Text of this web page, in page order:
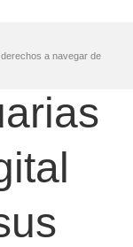
a navegar de